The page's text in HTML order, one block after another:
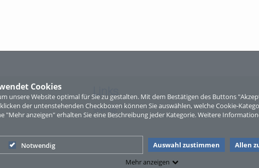
Cookies
unsere Website optimal für Sie zu gestalten. Mit dem Bestätigen des Buttons
der untenstehenden Checkboxen können Sie auswählen, welche Cookie-
"Mehr anzeigen" erhalten Sie eine Beschreibung jeder Kategorie. Weitere
Notwendig Auswahl zustimmen
Allen
Mehr anzeigen
Links
Sitemap